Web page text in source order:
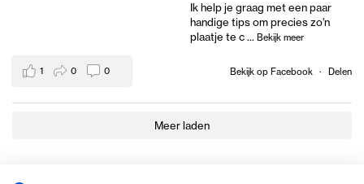
Ik help je graag met een paar
handige tips om precies zo'n
plaatje te c... Bekijk meer
Bekijk op Facebook · Delen
1 0 0
Meer laden